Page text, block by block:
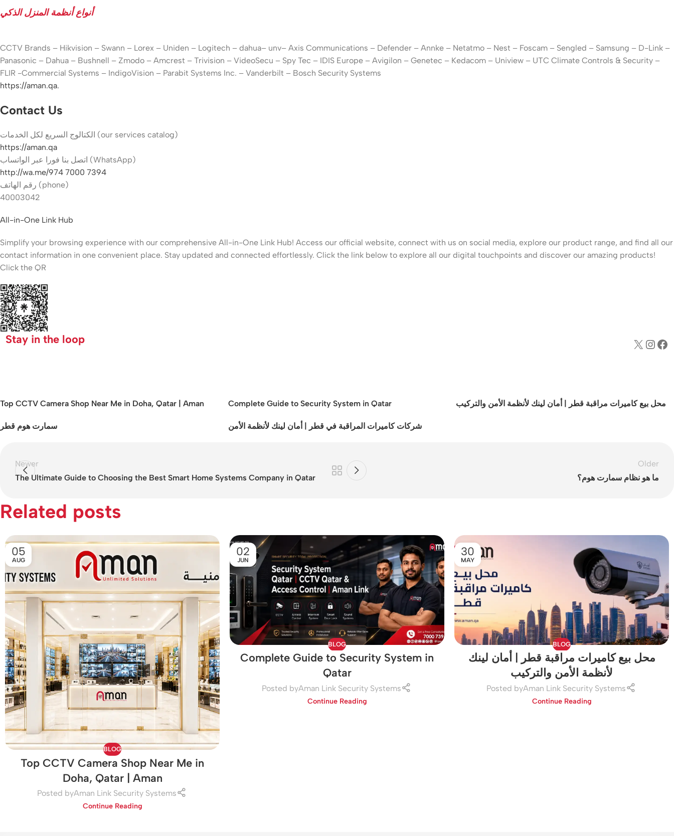
أنواع أنظمة المنزل الذكي
CCTV Brands – Hikvision – Swann – Lorex – Uniden – Logitech – dahua– unv– Axis Communications – Defender – Annke – Netatmo – Nest – Foscam – Sengled – Samsung – D-Link –
Panasonic – Dahua – Bushnell – Zmodo – Amcrest – Trivision – VideoSecu – Spy Tec – IDIS Europe – Avigilon – Genetec – Kedacom – Uniview – UTC Climate Controls & Security –
FLIR -Commercial Systems – IndigoVision – Parabit Systems Inc. – Vanderbilt – Bosch Security Systems
https://aman.qa.
Contact Us
الكتالوج السريع لكل الخدمات (our services catalog)
https://aman.qa
اتصل بنا فورا عبر الواتساب (WhatsApp)
http://wa.me/974 7000 7394
رقم الهاتف (phone)
40003042
All-in-One Link Hub
Simplify your browsing experience with our comprehensive All-in-One Link Hub! Access our official website, connect with us on social media, explore our product range, and find all our
contact information in one convenient place. Stay updated and connected effortlessly. Click the link below to explore all our digital touchpoints and discover our amazing products!
Click the QR
Stay in the loop
Top CCTV Camera Shop Near Me in Doha, Qatar | Aman Complete Guide to Security System in Qatar محل بيع كاميرات مراقبة قطر | أمان لينك لأنظمة الأمن والتركيب
سمارت هوم قطر شركات كاميرات المراقبة في قطر | أمان لينك لأنظمة الأمن
Newer
The Ultimate Guide to Choosing the Best Smart Home Systems Company in Qatar
Older
ما هو نظام سمارت هوم؟
Related posts
05
AUG
BLOG
Top CCTV Camera Shop Near Me in
Doha, Qatar | Aman
Posted byAman Link Security Systems
Continue Reading
02
JUN
BLOG
Complete Guide to Security System in
Qatar
Posted byAman Link Security Systems
Continue Reading
30
MAY
BLOG
محل بيع كاميرات مراقبة قطر | أمان لينك
لأنظمة الأمن والتركيب
Posted byAman Link Security Systems
Continue Reading